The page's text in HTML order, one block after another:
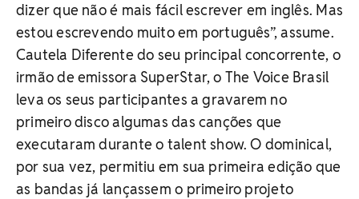
dizer que não é mais fácil escrever em inglês. Mas
estou escrevendo muito em português”, assume.
Cautela Diferente do seu principal concorrente, o
irmão de emissora SuperStar, o The Voice Brasil
leva os seus participantes a gravarem no
primeiro disco algumas das canções que
executaram durante o talent show. O dominical,
por sua vez, permitiu em sua primeira edição que
as bandas já lançassem o primeiro projeto